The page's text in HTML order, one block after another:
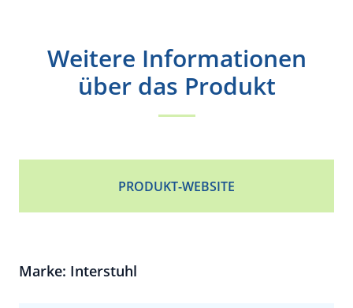
Weitere Informationen
über das Produkt
PRODUKT-WEBSITE
Marke: Interstuhl